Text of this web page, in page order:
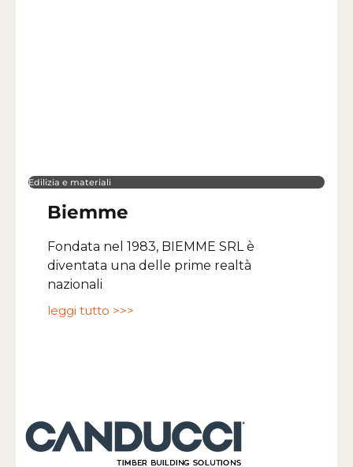
Edilizia e materiali
Biemme
Fondata nel 1983, BIEMME SRL è
diventata una delle prime realtà
nazionali
leggi tutto >>>